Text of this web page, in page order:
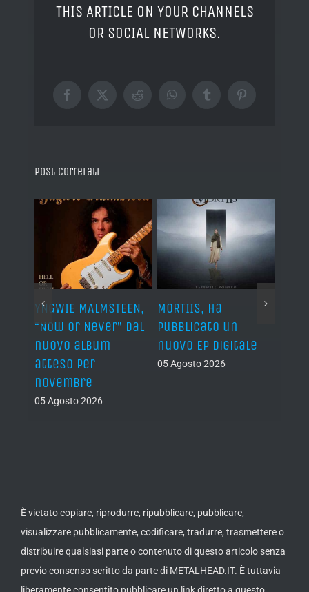
THIS ARTICLE ON YOUR CHANNELS
OR SOCIAL NETWORKS.
Facebook
X RedditWhatsAppTumblrPinterest
Post correlati
YNGWIE MALMSTEEN,
“Now Or Never” dal
nuovo album
atteso per
novembre
05 Agosto 2026
MORTIIS, ha
pubblicato un
nuovo EP digitale
05 Agosto 2026
È vietato copiare, riprodurre, ripubblicare, pubblicare,
visualizzare pubblicamente, codificare, tradurre, trasmettere o
distribuire qualsiasi parte o contenuto di questo articolo senza
previo consenso scritto da parte di METALHEAD.IT. È tuttavia
liberamente consentito pubblicare un link diretto a questo